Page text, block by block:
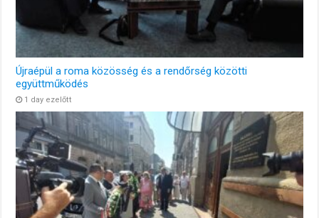
Újraépül a roma közösség és a rendőrség közötti
együttműködés
1 day ezelőtt